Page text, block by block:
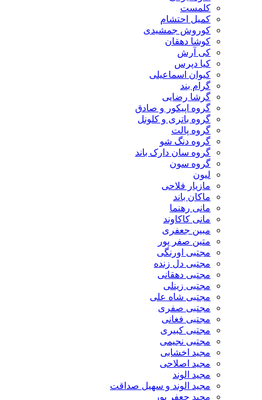
کلمست
کمیل احتشام
کوروش جمشیدی
کوشا دهقان
کی آرش
کیا دپرس
کیوان اسماعیلی
گرام بند
گرشا رضایی
گروه اپیکور و صادق
گروه باتری و کلونل
گروه پالت
گروه دنگ شو
گروه سان دارک باند
گروه سون
لیون
مازیار فلاحی
ماکان باند
مانی رهنما
مانی کاکاوند
مبین جعفری
متین صفر پور
مجتبی اورنگی
مجتبی دل زنده
مجتبی دهقانی
مجتبی زینلی
مجتبی شاه علی
مجتبی صفری
مجتبی فغانی
مجتبی کبیری
مجتبی نجیمی
مجید اخشابی
مجید اصلاحی
مجید الوند‎
مجید الوند و سهیل صداقت
مجید جعفر پور